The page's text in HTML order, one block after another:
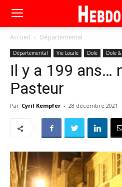
Accueil Départemental
Départemental Vie Locale Dole Dole
Il y a 199 ans…
Pasteur
Par Cyril Kempfer - 28 décembre 2021